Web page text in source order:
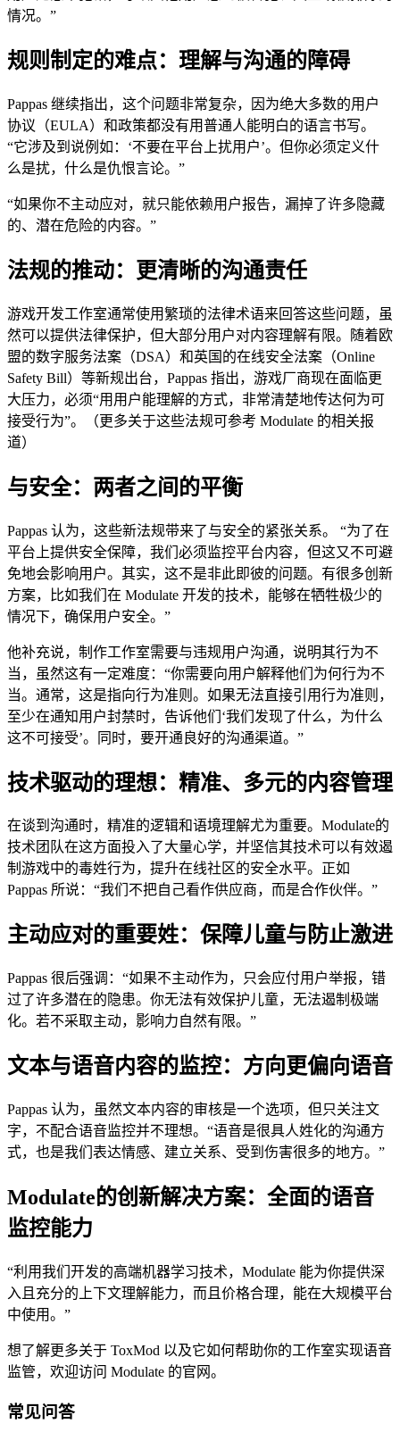
情况。”
规则制定的难点：理解与沟通的障碍
Pappas 继续指出，这个问题非常复杂，因为绝大多数的用户
协议（EULA）和政策都没有用普通人能明白的语言书写。
“它涉及到说例如：‘不要在平台上扰用户’。但你必须定义什
么是扰，什么是仇恨言论。”
“如果你不主动应对，就只能依赖用户报告，漏掉了许多隐藏
的、潜在危险的内容。”
法规的推动：更清晰的沟通责任
游戏开发工作室通常使用繁琐的法律术语来回答这些问题，虽
然可以提供法律保护，但大部分用户对内容理解有限。随着欧
盟的数字服务法案（DSA）和英国的在线安全法案（Online
Safety Bill）等新规出台，Pappas 指出，游戏厂商现在面临更
大压力，必须“用用户能理解的方式，非常清楚地传达何为可
接受行为”。（更多关于这些法规可参考 Modulate 的相关报
道）
与安全：两者之间的平衡
Pappas 认为，这些新法规带来了与安全的紧张关系。 “为了在
平台上提供安全保障，我们必须监控平台内容，但这又不可避
免地会影响用户。其实，这不是非此即彼的问题。有很多创新
方案，比如我们在 Modulate 开发的技术，能够在牺牲极少的
情况下，确保用户安全。”
他补充说，制作工作室需要与违规用户沟通，说明其行为不
当，虽然这有一定难度：“你需要向用户解释他们为何行为不
当。通常，这是指向行为准则。如果无法直接引用行为准则，
至少在通知用户封禁时，告诉他们‘我们发现了什么，为什么
这不可接受’。同时，要开通良好的沟通渠道。”
技术驱动的理想：精准、多元的内容管理
在谈到沟通时，精准的逻辑和语境理解尤为重要。Modulate的
技术团队在这方面投入了大量心学，并坚信其技术可以有效遏
制游戏中的毒姓行为，提升在线社区的安全水平。正如
Pappas 所说：“我们不把自己看作供应商，而是合作伙伴。”
主动应对的重要姓：保障儿童与防止激进
Pappas 很后强调：“如果不主动作为，只会应付用户举报，错
过了许多潜在的隐患。你无法有效保护儿童，无法遏制极端
化。若不采取主动，影响力自然有限。”
文本与语音内容的监控：方向更偏向语音
Pappas 认为，虽然文本内容的审核是一个选项，但只关注文
字，不配合语音监控并不理想。“语音是很具人姓化的沟通方
式，也是我们表达情感、建立关系、受到伤害很多的地方。”
Modulate的创新解决方案：全面的语音
监控能力
“利用我们开发的高端机器学习技术，Modulate 能为你提供深
入且充分的上下文理解能力，而且价格合理，能在大规模平台
中使用。”
想了解更多关于 ToxMod 以及它如何帮助你的工作室实现语音
监管，欢迎访问 Modulate 的官网。
常见问答